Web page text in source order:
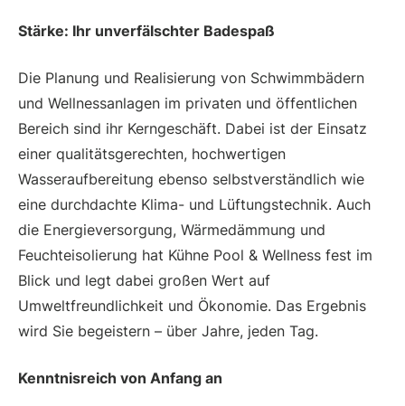
Stärke: Ihr unverfälschter Badespaß
Die Planung und Realisierung von Schwimmbädern
und Wellnessanlagen im privaten und öffentlichen
Bereich sind ihr Kerngeschäft. Dabei ist der Einsatz
einer qualitätsgerechten, hochwertigen
Wasseraufbereitung ebenso selbstverständlich wie
eine durchdachte Klima- und Lüftungstechnik. Auch
die Energieversorgung, Wärmedämmung und
Feuchteisolierung hat Kühne Pool & Wellness fest im
Blick und legt dabei großen Wert auf
Umweltfreundlichkeit und Ökonomie. Das Ergebnis
wird Sie begeistern – über Jahre, jeden Tag.
Kenntnisreich von Anfang an